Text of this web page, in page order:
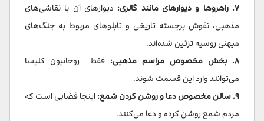
۷. راهروها و دیوارهای مانند گالری:
دیوارهای آن با نقاشی‌های
مذهبی، نقوش برجسته تاریخی و تابلوهای مربوط به جنگ‌های
میهنی روسیه تزئین شده‌اند.
۸. بخش مخصوص مراسم مذهبی:
فقط روحانیون کلیسا
می‌توانند وارد این قسمت شوند.
۹. سالن مخصوص دعا و روشن کردن شمع:
اینجا فضایی است که
مردم شمع روشن کرده و دعا می‌کنند.